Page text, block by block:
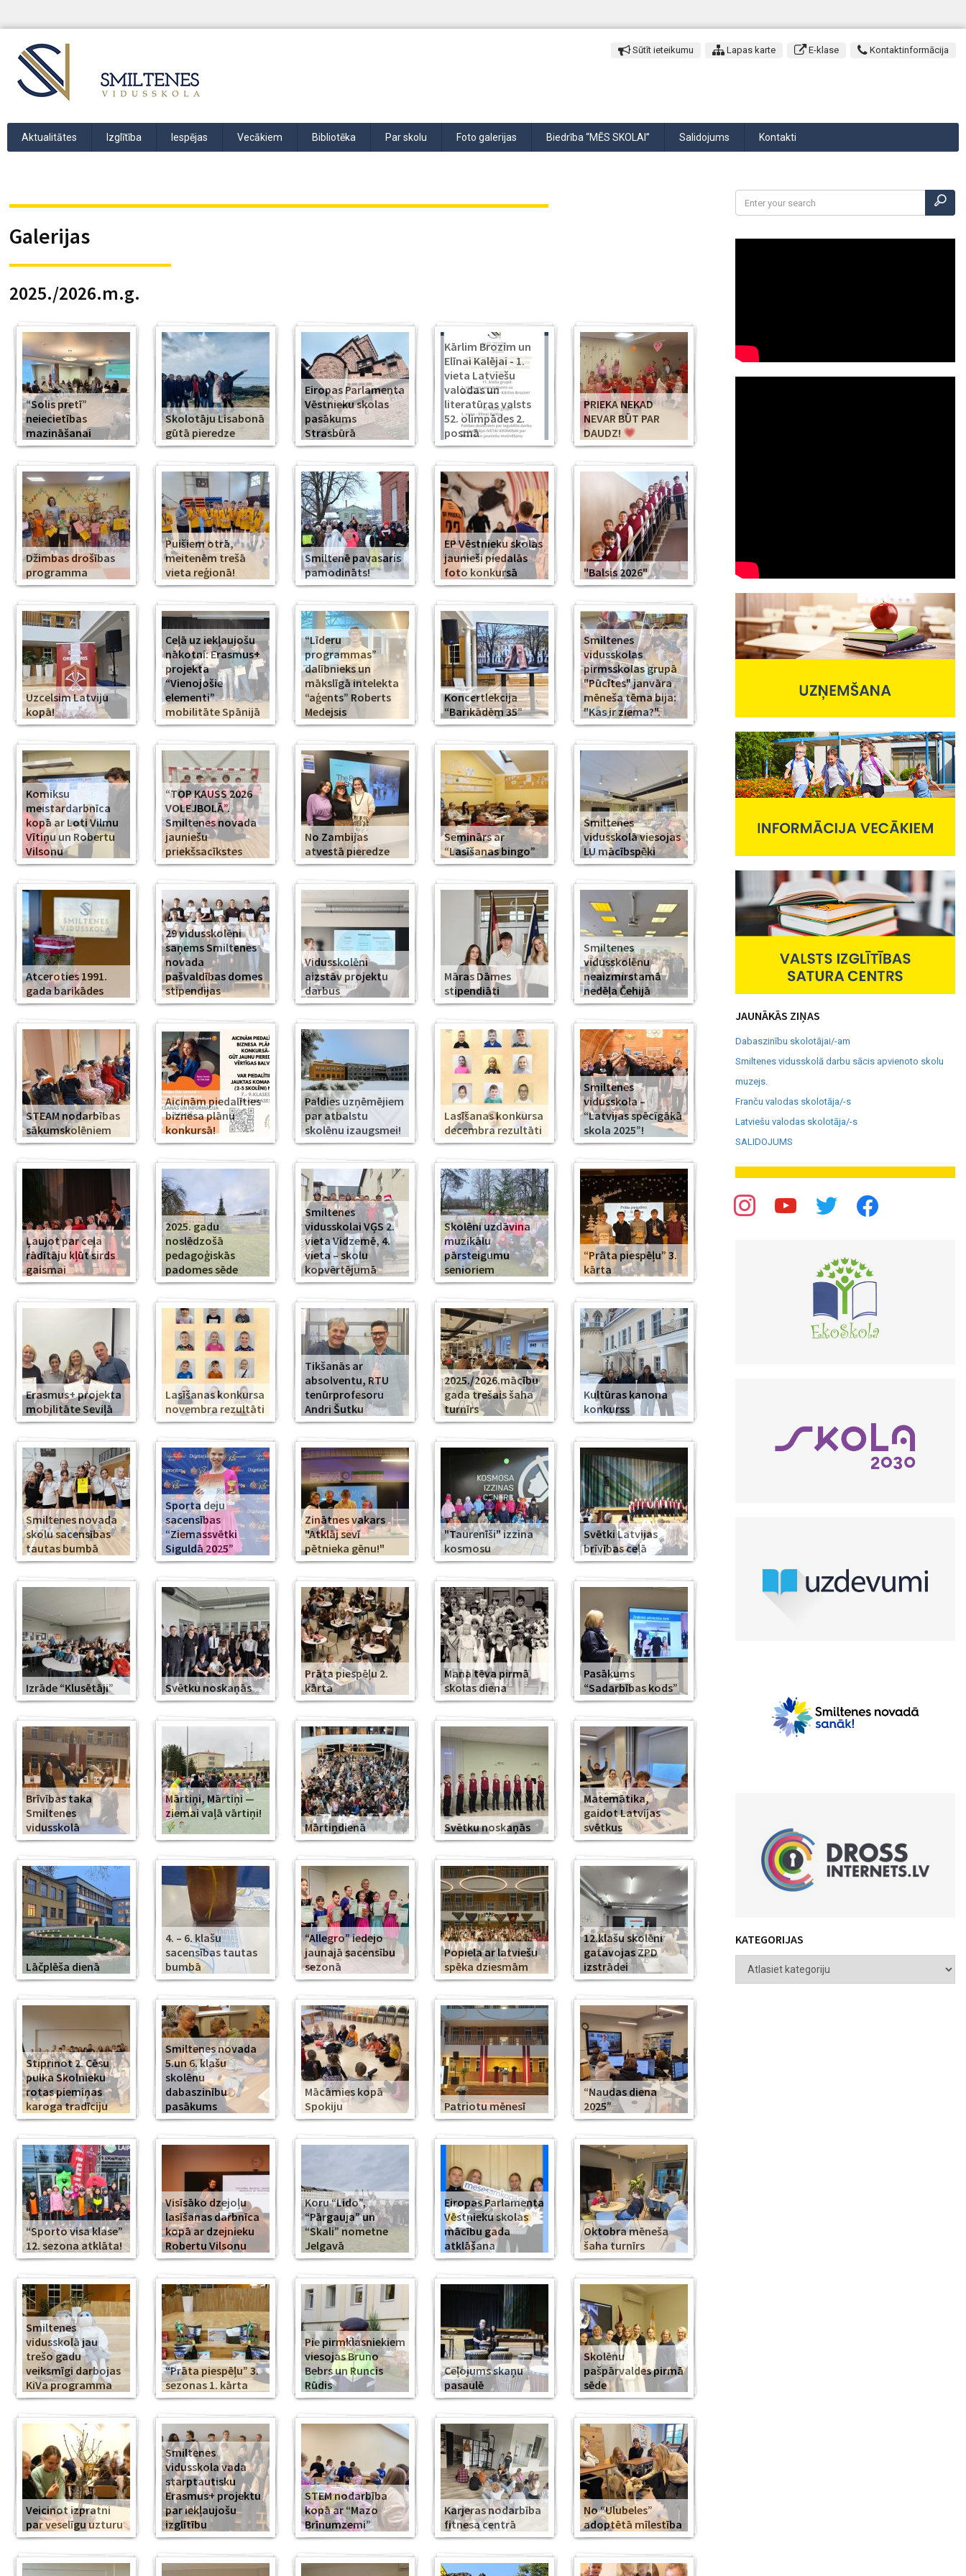
Sūtīt ieteikumu Lapas karte E-klase Kontaktinformācija
Aktualitātes Izglītība Iespējas Vecākiem Bibliotēka Par skolu Foto galerijas Biedrība “MĒS SKOLAI” Salidojums Kontakti
Galerijas
2025./2026.m.g.
“Solis pretī”
neiecietības
mazināšanai
Skolotāju Lisabonā
gūtā pieredze
Eiropas Parlamenta
Vēstnieku skolas
pasākums
Strasbūrā
Kārlim Brozim un
Elīnai Kalējai - 1.
vieta Latviešu
valodas un
literatūras valsts
52. olimpādes 2.
posmā
PRIEKA NEKAD
NEVAR BŪT PAR
DAUDZ!
Džimbas drošības
programma
Puišiem otrā,
meitenēm trešā
vieta reģionā!
Smiltenē pavasaris
pamodināts!
EP Vēstnieku skolas
jaunieši piedalās
foto konkursā
"Balsis 2026"
Uzcelsim Latviju
kopā!
Ceļā uz iekļaujošu
nākotni: Erasmus+
projekta
“Vienojošie
elementi”
mobilitāte Spānijā
“Līderu
programmas”
dalībnieks un
mākslīgā intelekta
“aģents” Roberts
Medejsis
Koncertlekcija
“Barikādēm 35”
Smiltenes
vidusskolas
pirmsskolas grupā
"Pūcītes" janvāra
mēneša tēma bija:
"Kas ir ziema?".
Komiksu
meistardarbnīca
kopā ar Loti Vilmu
Vītiņu un Robertu
Vilsonu
“TOP KAUSS 2026
VOLEJBOLĀ”.
Smiltenes novada
jauniešu
priekšsacīkstes
No Zambijas
atvestā pieredze
Seminārs ar
“Lasīšanas bingo”
Smiltenes
vidusskolā viesojas
LU mācībspēki
Atceroties 1991.
gada barikādes
29 vidusskolēni
saņems Smiltenes
novada
pašvaldības domes
stipendijas
Vidusskolēni
aizstāv projektu
darbus
Māras Dāmes
stipendiāti
Smiltenes
vidusskolēnu
neaizmirstamā
nedēļa Čehijā
STEAM nodarbības
sākumskolēniem
Aicinām piedalīties
biznesa plānu
konkursā!
Paldies uzņēmējiem
par atbalstu
skolēnu izaugsmei!
Lasīšanas konkursa
decembra rezultāti
Smiltenes
vidusskola –
“Latvijas spēcīgākā
skola 2025”!
Ļaujot par ceļa
rādītāju kļūt sirds
gaismai
2025. gadu
noslēdzošā
pedagoģiskās
padomes sēde
Smiltenes
vidusskolai VĢS 2.
vieta Vidzemē, 4.
vieta – skolu
kopvērtējumā
Skolēni uzdāvina
muzikālu
pārsteigumu
senioriem
“Prāta piespēļu” 3.
kārta
Erasmus+ projekta
mobilitāte Seviļā
Lasīšanas konkursa
novembra rezultāti
Tikšanās ar
absolventu, RTU
tenūrprofesoru
Andri Šutku
2025./2026.mācību
gada trešais šaha
turnīrs
Kultūras kanona
konkurss
Smiltenes novada
skolu sacensības
tautas bumbā
Sporta deju
sacensības
“Ziemassvētki
Siguldā 2025”
Zinātnes vakars
"Atklāj sevī
pētnieka gēnu!"
"Taurenīši" izzina
kosmosu
Svētki Latvijas
brīvības ceļā
Izrāde “Klusētāji” Svētku noskaņās
Prāta piespēļu 2.
kārta
Mana tēva pirmā
skolas diena
Pasākums
“Sadarbības kods”
Brīvības taka
Smiltenes
vidusskolā
Mārtiņi, Mārtiņi —
ziemai vaļā vārtiņi!
Mārtiņdienā
Svētku noskaņās
Matemātika,
gaidot Latvijas
svētkus
Lāčplēša dienā
4. – 6. klašu
sacensības tautas
bumbā
“Allegro” iedejo
jaunajā sacensību
sezonā
Popiela ar latviešu
spēka dziesmām
12.klašu skolēni
gatavojas ZPD
izstrādei
Stiprinot 2. Cēsu
pulka Skolnieku
rotas piemiņas
karoga tradīciju
Smiltenes novada
5.un 6. klašu
skolēnu
dabaszinību
pasākums
Mācāmies kopā
Spokiju
Patriotu mēnesī
“Naudas diena
2025”
“Sporto visa klase”
12. sezona atklāta!
Visīsāko dzejoļu
lasīšanas darbnīca
kopā ar dzejnieku
Robertu Vilsonu
Koru “Lido”,
“Pārgauja” un
“Skali” nometne
Jelgavā
Eiropas Parlamenta
Vēstnieku skolas
mācību gada
atklāšana
Oktobra mēneša
šaha turnīrs
Smiltenes
vidusskolā jau
trešo gadu
veiksmīgi darbojas
KiVa programma
“Prāta piespēļu” 3.
sezonas 1. kārta
Pie pirmklasniekiem
viesojas Bruno
Bebrs un Runcis
Rūdis
Ceļojums skaņu
pasaulē
Skolēnu
pašpārvaldes pirmā
sēde
Veicinot izpratni
par veselīgu uzturu
Smiltenes
vidusskola vada
starptautisku
Erasmus+ projektu
par iekļaujošu
izglītību
STEM nodarbība
kopā ar “Mazo
Brīnumzemi”
Karjeras nodarbība
fitnesa centrā
No “Ulubeles”
adoptētā mīlestība
JAUNĀKĀS ZIŅAS
Dabaszinību skolotājai/-am
Smiltenes vidusskolā darbu sācis apvienoto skolu
muzejs.
Franču valodas skolotāja/-s
Latviešu valodas skolotāja/-s
SALIDOJUMS
KATEGORIJAS